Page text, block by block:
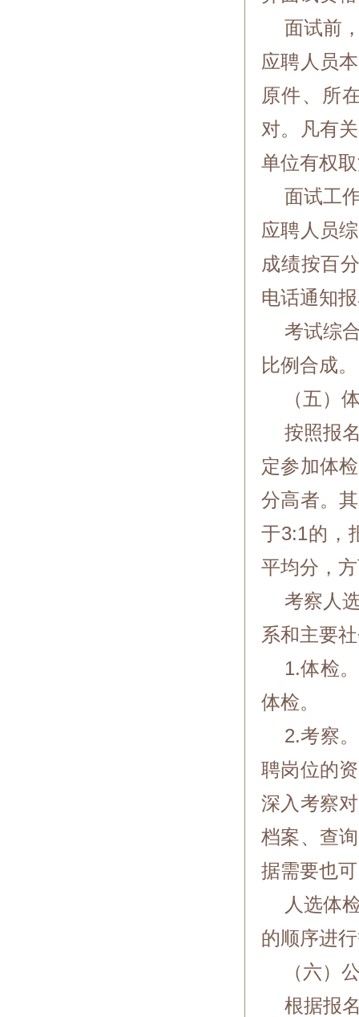
面试前，
应聘人员
原件、所
对。凡有
单位有权
面试工作
应聘人员
成绩按百
电话通知
考试综合
比例合成。
（五）
按照报名
定参加体
分高者。
于3:1的，
平均分，
考察人选
系和主要
1.体检。
体检。
2.考察。
聘岗位的
深入考察
档案、查
据需要也
人选体检
的顺序进
（六）
根据报名